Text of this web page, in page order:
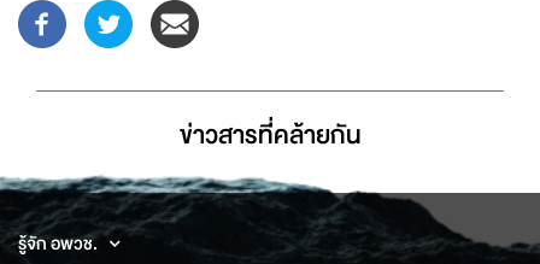
ข่าวสารที่่คล้ายกัน
รู้จัก อพวช.